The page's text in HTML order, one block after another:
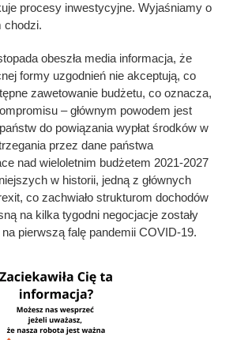
procesy inwestycyjne. Wyjaśniamy o
chodzi.
obeszła media informacja, że
formy uzgodnień nie akceptują, co
zawetowanie budżetu, co oznacza,
– głównym powodem jest
do powiązania wypłat środków w
przez dane państwa
nad wieloletnim budżetem 2021-2027
w historii, jedną z głównych
co zachwiało strukturom dochodów
na kilka tygodni negocjacje zostały
pierwszą falę pandemii COVID-19.